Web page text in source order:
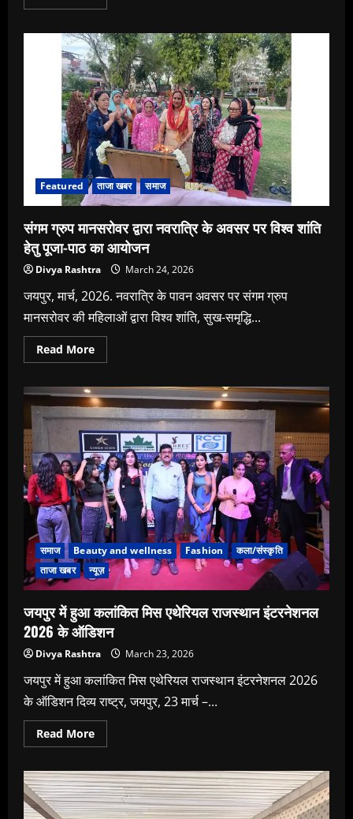
more
Dialogue
to
Action:
BRICS
CCI
WE
Summit
2026
Advances
Women’s
Leadership
in
Innovation,
Science
and
Entrepreneurship
Featured ताजा खबर समाज
संगम ग्रुप मानसरोवर द्वारा नवरात्रि के अवसर पर विश्व शांति
हेतु पूजा-पाठ का आयोजन
Divya Rashtra March 24, 2026
जयपुर,​ मार्च, 2026. नवरात्रि के पावन अवसर पर संगम ग्रुप
मानसरोवर की महिलाओं द्वारा विश्व शांति, सुख-समृद्धि...
Read MoreRead
more
ग्रुप
मानसरोवर
द्वारा
नवरात्रि
के
अवसर
पर
विश्व
शांति
हेतु
पूजा-
पाठ
का
आयोजन
समाज Beauty and wellness Fashion
कला/संस्कृति
ताजा खबर
न्यूज़
जयपुर में हुआ कलांकित मिस एथेरियल राजस्थान इंटरनेशनल
2026 के ऑडिशन
Divya Rashtra March 23, 2026
जयपुर में हुआ कलांकित मिस एथेरियल राजस्थान इंटरनेशनल 2026
के ऑडिशन दिव्य राष्ट्र, जयपुर, 23 मार्च –...
Read MoreRead
more
में
हुआ
कलांकित
मिस